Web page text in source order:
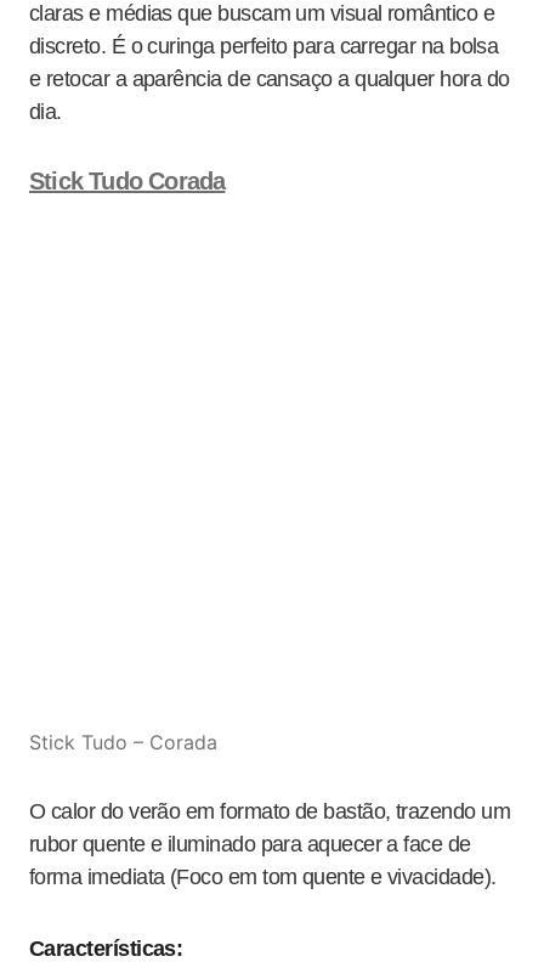
claras e médias que buscam um visual romântico e
discreto. É o curinga perfeito para carregar na bolsa
e retocar a aparência de cansaço a qualquer hora do
dia.
Stick Tudo Corada
Stick Tudo – Corada
O calor do verão em formato de bastão, trazendo um
rubor quente e iluminado para aquecer a face de
forma imediata (Foco em tom quente e vivacidade).
Características: